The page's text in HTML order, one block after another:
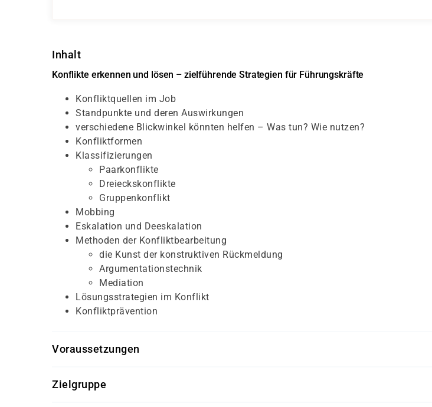
Inhalt
Konflikte erkennen und lösen – zielführende Strategien für Führungskräfte
Konfliktquellen im Job
Standpunkte und deren Auswirkungen
verschiedene Blickwinkel könnten helfen – Was tun? Wie nutzen?
Konfliktformen
Klassifizierungen
Paarkonflikte
Dreieckskonflikte
Gruppenkonflikt
Mobbing
Eskalation und Deeskalation
Methoden der Konfliktbearbeitung
die Kunst der konstruktiven Rückmeldung
Argumentationstechnik
Mediation
Lösungsstrategien im Konflikt
Konfliktprävention
Voraussetzungen
keine
Zielgruppe